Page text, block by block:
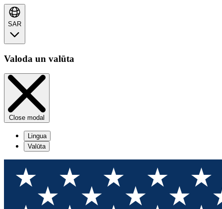
SAR
Valoda un valūta
Close modal
Lingua
Valūta